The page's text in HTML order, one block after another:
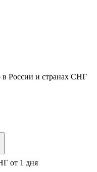
в России и странах СНГ
от 1 дня